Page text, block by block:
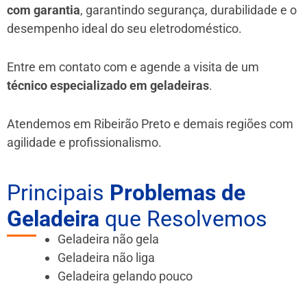
com garantia, garantindo segurança, durabilidade e o
desempenho ideal do seu eletrodoméstico.
Entre em contato com e agende a visita de um
técnico especializado em geladeiras.
Atendemos em Ribeirão Preto e demais regiõescom
agilidade e profissionalismo.
Principais Problemas de
Geladeira que Resolvemos
Geladeira não gela
Geladeira não liga
Geladeira gelando pouco